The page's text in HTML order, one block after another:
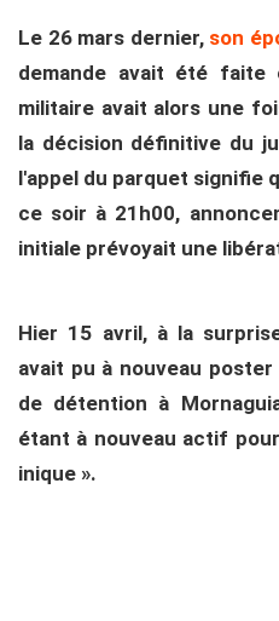
Le 26 mars dernier, son
demande avait été
militaire avait alors une
la décision définitive du
l'appel du parquet signifie
ce soir à 21h00,
initiale prévoyait une
Hier 15 avril, à la
avait pu à nouveau
de détention à
étant à nouveau actif
inique ».